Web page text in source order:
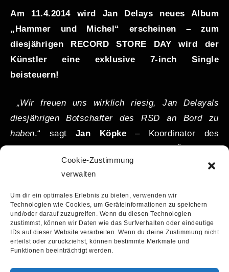
Cookie-Zustimmung
verwalten
Um dir ein optimales Erlebnis zu bieten, verwenden wir
Technologien wie Cookies, um Geräteinformationen zu speichern
und/oder darauf zuzugreifen. Wenn du diesen Technologien
zustimmst, können wir Daten wie das Surfverhalten oder eindeutige
IDs auf dieser Website verarbeiten. Wenn du deine Zustimmung nicht
erteilst oder zurückziehst, können bestimmte Merkmale und
Funktionen beeinträchtigt werden.
Am 11.4.2014 wird Jan Delays neues Album
„Hammer und Michel“ erscheinen – zum
diesjährigen RECORD STORE DAY wird der
Künstler eine exklusive 7-inch Single
beisteuern!
„Wir freuen uns wirklich riesig, Jan Delayals
diesjährigen Botschafter des RSD an Bord zu
haben.“ sagt Jan Köpke – Koordinator des
und der Schweiz. „Nicht nur, dass er als einer der
erfolgreichsten deutschen Hip-Hop-Künstler
natürlich sehr gut neben unserem diesjährigen
internationalen RSD Schirmherrn Chuck D von
Public Enemy aussieht, Jan Delay steht darüber
hinausauch wie kein anderer hiesiger Künstler für
die Aufsprengung engstirniger Genregrenzen und